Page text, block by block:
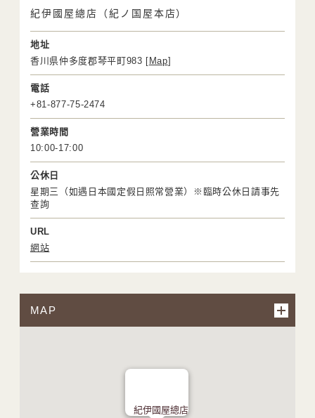
紀伊國屋總店（紀ノ国屋本店）
地址
香川県仲多度郡琴平町983 [ Map]
電話
+81-877-75-2474
營業時間
10:00-17:00
公休日
星期三（如遇日本國定假日照常營業）※臨時公休日請事先
查詢
URL
網站
MAP
紀伊國屋總店